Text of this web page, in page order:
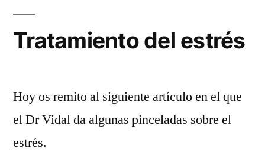
Tratamiento del estrés
Hoy os remito al siguiente artículo en el que
el Dr Vidal da algunas pinceladas sobre el
estrés.